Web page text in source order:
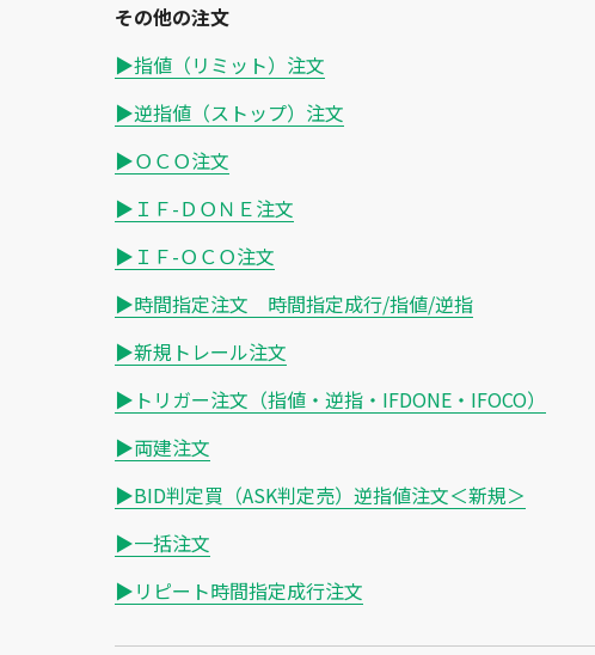
その他の注文
▶指値（リミット）注文
▶逆指値（ストップ）注文
▶ＯＣＯ注文
▶ＩＦ-ＤＯＮＥ注文
▶ＩＦ-ＯＣＯ注文
▶時間指定注文 時間指定成行/指値/逆指
▶新規トレール注文
▶トリガー注文（指値・逆指・IFDONE・IFOCO）
▶両建注文
▶BID判定買（ASK判定売）逆指値注文＜新規＞
▶一括注文
▶リピート時間指定成行注文